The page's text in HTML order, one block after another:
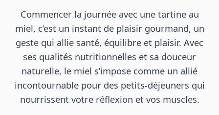
Commencer la journée avec une tartine au
miel, c’est un instant de plaisir gourmand, un
geste qui allie santé, équilibre et plaisir. Avec
ses qualités nutritionnelles et sa douceur
naturelle, le miel s’impose comme un allié
incontournable pour des petits-déjeuners qui
nourrissent votre réflexion et vos muscles.